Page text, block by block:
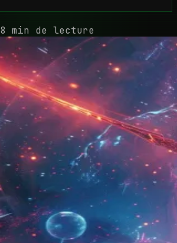
8 min de lecture